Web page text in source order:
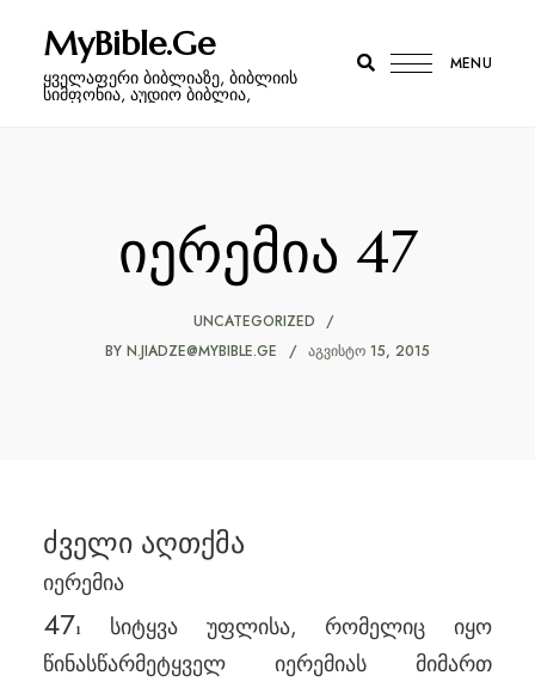
MyBible.Ge
ყველაფერი ბიბლიაზე, ბიბლიის
სიმფონია, აუდიო ბიბლია,
MENU
იერემია 47
UNCATEGORIZED
BY N.JIADZE@MYBIBLE.GE ᲐᲒᲕᲘᲡᲢᲝ 15, 2015
ძველი აღთქმა
იერემია
471
სიტყვა უფლისა, რომელიც იყო
წინასწარმეტყველ იერემიას მიმართ